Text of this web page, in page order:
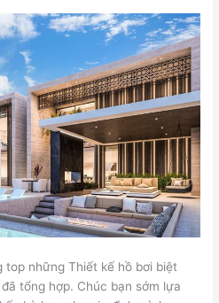
top những Thiết kế hồ bơi biệt
tổng hợp. Chúc bạn sớm lựa